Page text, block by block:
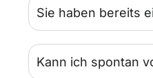
Sie haben bereits
Kann ich spontan